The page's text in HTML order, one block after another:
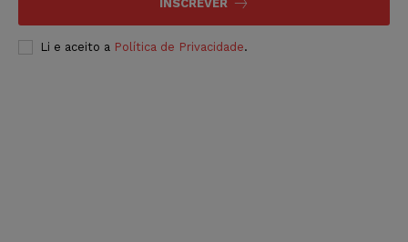
INSCREVER
Li e aceito a Política de Privacidade.